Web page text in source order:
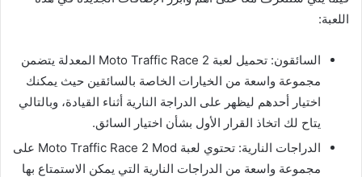
اللعبة:
السائقون: تحميل لعبة Moto Traffic Race 2 المعدلة يتضمن
مجموعة واسعة من الخيارات الخاصة بالسائقين حيث يمكنك
اختيار أحدهم ليظهر على الدراجة النارية أثناء القيادة، وبالتالي
يتاح لك اتخاذ القرار الأول بشأن اختيار السائق.
الدراجات النارية: تحتوي لعبة Moto Traffic Race 2 Mod على
مجموعة واسعة من الدراجات النارية التي يمكن الاستمتاع بها